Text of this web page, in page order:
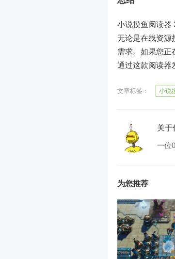
小说摸鱼阅读器
无论是在线资源
需求。如果您正
通过这款阅读器
文章标签： 小说
关于
一位
为您推荐